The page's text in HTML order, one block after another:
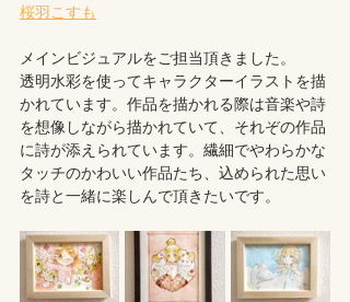
桜羽こすも
メインビジュアルをご担当頂きました。
透明水彩を使ってキャラクターイラストを描
かれています。作品を描かれる際は音楽や詩
を想像しながら描かれていて、それぞの作品
に詩が添えられています。繊細でやわらかな
タッチのかわいい作品たち、込められた思い
を詩と一緒に楽しんで頂きたいです。